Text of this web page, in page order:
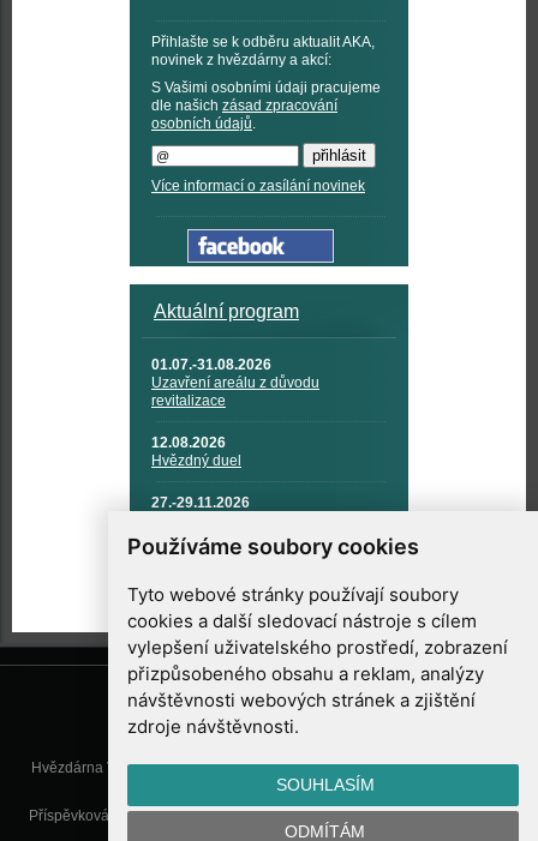
Používáme soubory cookies
Tyto webové stránky používají soubory
cookies a další sledovací nástroje s cílem
vylepšení uživatelského prostředí, zobrazení
přizpůsobeného obsahu a reklam, analýzy
návštěvnosti webových stránek a zjištění
zdroje návštěvnosti.
SOUHLASÍM
ODMÍTÁM
Přihlašte se k odběru aktualit AKA,
novinek z hvězdárny a akcí:
S Vašimi osobními údaji pracujeme
dle našich zásad zpracování
osobních údajů.
Více informací o zasílání novinek
Aktuální program
01.07.-31.08.2026
Uzavření areálu z důvodu
revitalizace
12.08.2026
Hvězdný duel
27.-29.11.2026
TECHNIKA A KOSMICKÉ
TECHNOLOGIE
Hvězdárna Valašské Meziříčí, příspěvková organizace, Vsetínská 78, 757
01 Valašské Meziříčí
Příspěvková organizace Zlínského kraje. Telefon:571 611 928, Mobil:777